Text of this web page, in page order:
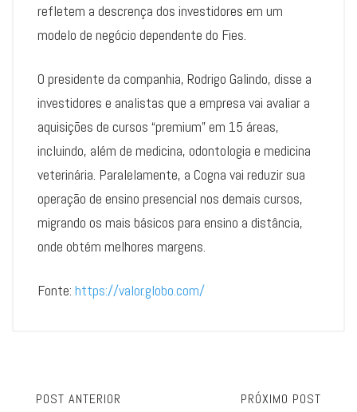
refletem a descrença dos investidores em um
modelo de negócio dependente do Fies.
O presidente da companhia, Rodrigo Galindo, disse a
investidores e analistas que a empresa vai avaliar a
aquisições de cursos “premium” em 15 áreas,
incluindo, além de medicina, odontologia e medicina
veterinária. Paralelamente, a Cogna vai reduzir sua
operação de ensino presencial nos demais cursos,
migrando os mais básicos para ensino a distância,
onde obtém melhores margens.
Fonte: https://valor.globo.com/
POST ANTERIOR PRÓXIMO POST